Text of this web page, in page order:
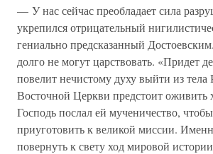
— У нас сейчас преобладает сила
укрепился отрицательный
гениально предсказанный
долго не могут царствовать. «Придет
повелит нечистому духу выйти из
Восточной Церкви предстоит оживить
Господь послал ей мученичество,
приуготовить к великой миссии.
повернуть к свету ход мировой